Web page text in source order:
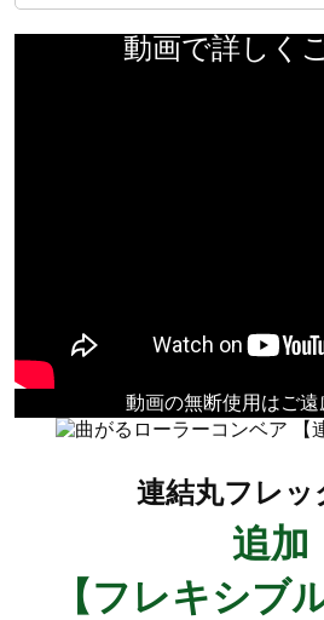
動画で詳しく
動画の無断使用はご遠
連結丸フレッ
追加
【フレキシブ